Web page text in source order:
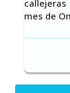
mes de